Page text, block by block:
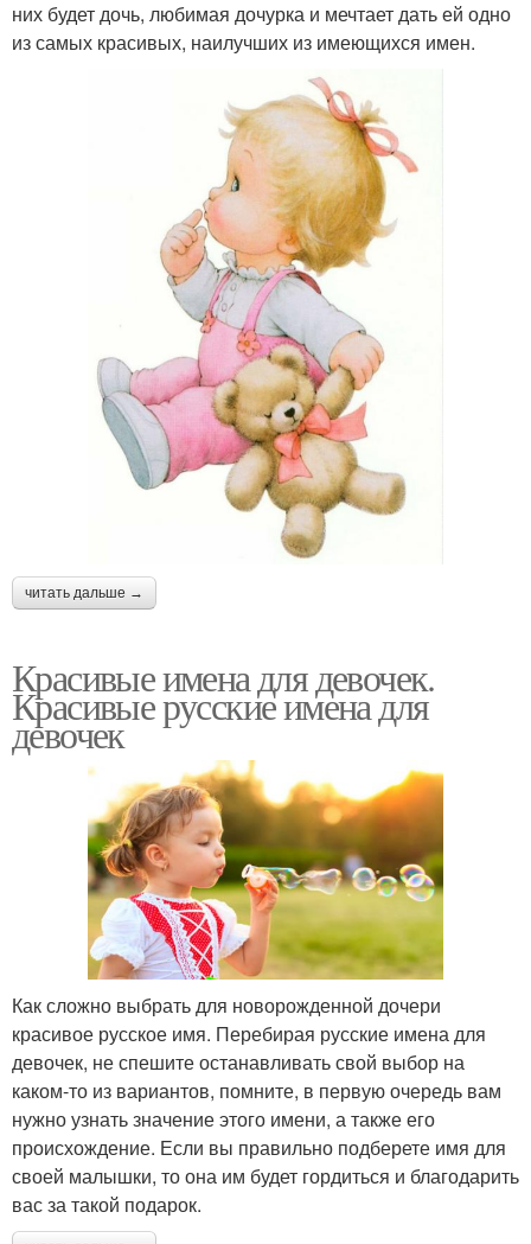
них будет дочь, любимая дочурка и мечтает дать ей одно
из самых красивых, наилучших из имеющихся имен.
читать дальше →
Красивые имена для девочек.
Красивые русские имена для
девочек
Как сложно выбрать для новорожденной дочери
красивое русское имя. Перебирая русские имена для
девочек, не спешите останавливать свой выбор на
каком-то из вариантов, помните, в первую очередь вам
нужно узнать значение этого имени, а также его
происхождение. Если вы правильно подберете имя для
своей малышки, то она им будет гордиться и благодарить
вас за такой подарок.